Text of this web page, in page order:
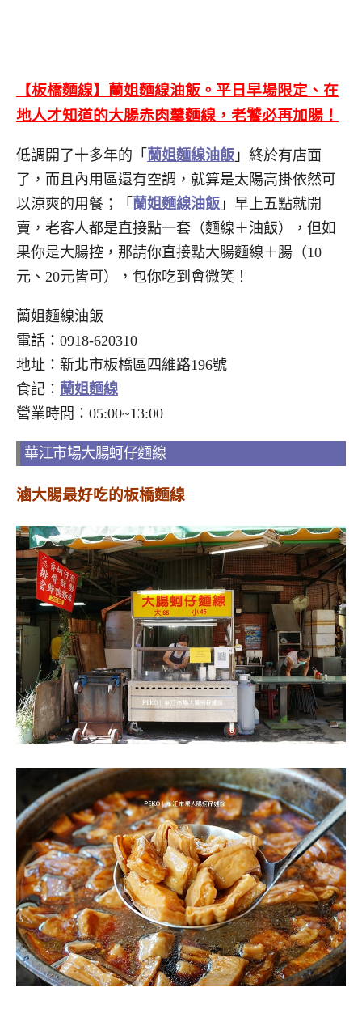
【板橋麵線】蘭姐麵線油飯。平日早場限定、在
地人才知道的大腸赤肉羹麵線，老饕必再加腸！
低調開了十多年的「 蘭姐麵線油飯 」終於有店面
了，而且內用區還有空調，就算是太陽高掛依然可
以涼爽的用餐；「 蘭姐麵線油飯 」早上五點就開
賣，老客人都是直接點一套（麵線＋油飯），但如
果你是大腸控，那請你直接點大腸麵線＋腸（10
元、20元皆可），包你吃到會微笑！
蘭姐麵線油飯
電話：0918-620310
地址：新北市板橋區四維路196號
食記： 蘭姐麵線
營業時間：05:00~13:00
華江市場大腸蚵仔麵線
滷大腸最好吃的板橋麵線